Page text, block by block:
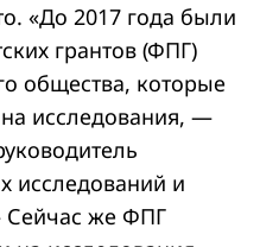
«До 2017 года были
грантов (ФПГ)
общества, которые
исследования, —
исследований и
Сейчас же ФПГ